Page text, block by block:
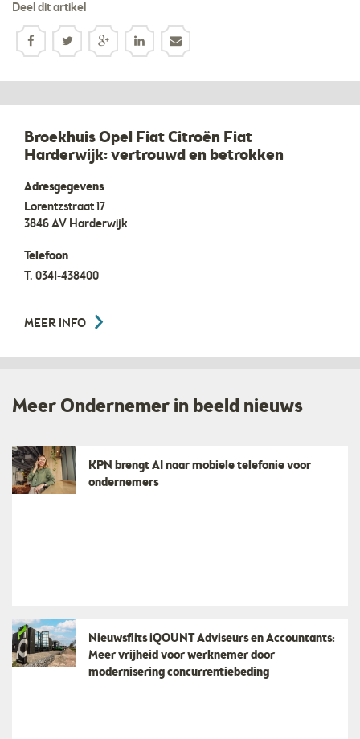
Deel dit artikel
Broekhuis Opel Fiat Citroën Fiat
Harderwijk: vertrouwd en betrokken
Adresgegevens
Lorentzstraat 17
3846 AV Harderwijk
Telefoon
T. 0341-438400
MEER INFO
Meer Ondernemer in beeld nieuws
KPN brengt AI naar mobiele telefonie voor
ondernemers
Nieuwsflits iQOUNT Adviseurs en Accountants:
Meer vrijheid voor werknemer door
modernisering concurrentiebeding